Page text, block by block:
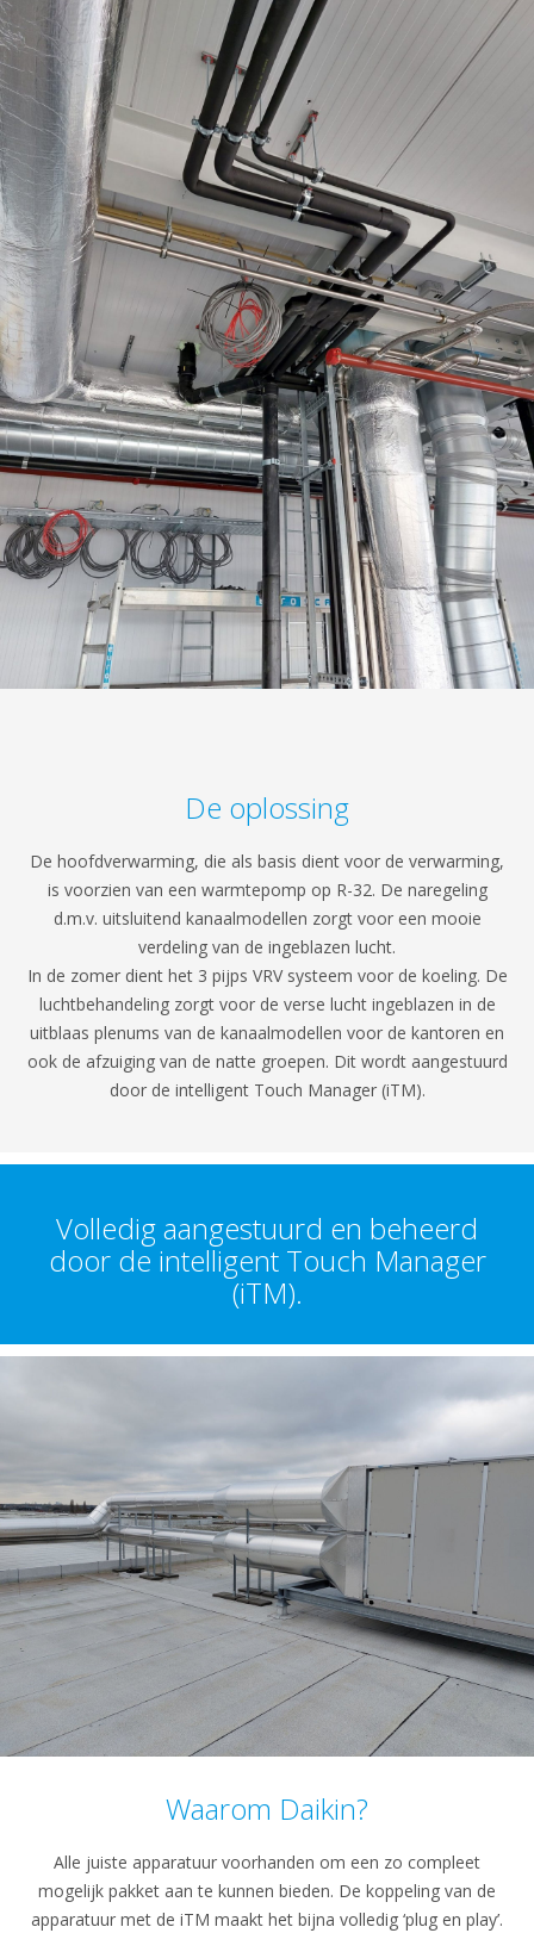
De oplossing
De hoofdverwarming, die als basis dient voor de verwarming,
is voorzien van een warmtepomp op R-32. De naregeling
d.m.v. uitsluitend kanaalmodellen zorgt voor een mooie
verdeling van de ingeblazen lucht.
In de zomer dient het 3 pijps VRV systeem voor de koeling. De
luchtbehandeling zorgt voor de verse lucht ingeblazen in de
uitblaas plenums van de kanaalmodellen voor de kantoren en
ook de afzuiging van de natte groepen. Dit wordt aangestuurd
door de intelligent Touch Manager (iTM).
Volledig aangestuurd en beheerd
door de intelligent Touch Manager
(iTM).
Waarom Daikin?
Alle juiste apparatuur voorhanden om een zo compleet
mogelijk pakket aan te kunnen bieden. De koppeling van de
apparatuur met de iTM maakt het bijna volledig ‘plug en play’.